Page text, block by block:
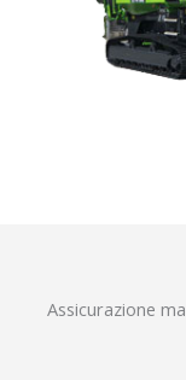
Assicurazione